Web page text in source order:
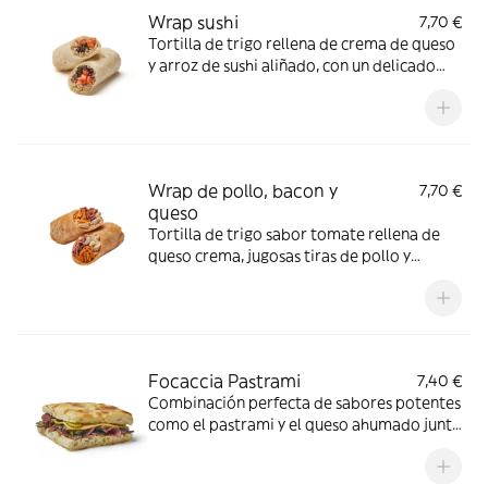
Wrap sushi
7,70 €
Tortilla de trigo rellena de crema de queso
y arroz de sushi aliñado, con un delicado
Wrap de pollo, bacon y
queso
7,70 €
Tortilla de trigo sabor tomate rellena de
queso crema, jugosas tiras de pollo y
fundido y un toque intenso de mojo rojo.
Focaccia Pastrami
7,40 €
Combinación perfecta de sabores potentes
como el pastrami y el queso ahumado junto
los pepinillos. *No contiene brotes en los